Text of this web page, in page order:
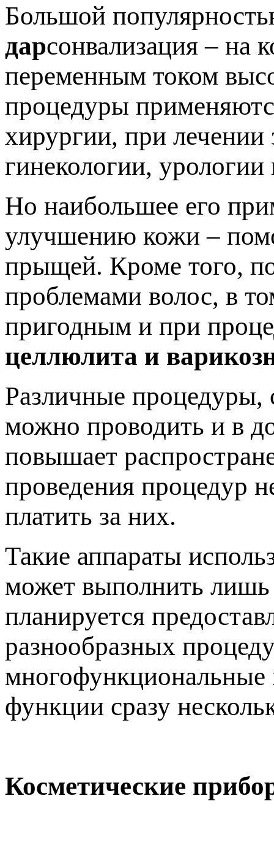
Большой
дарсонвализация – на
переменным током
процедуры
хирургии, при лечении
гинекологии, урологии
Но наибольшее его
улучшению кожи –
прыщей. Кроме того,
проблемами волос, в
пригодным и при
целлюлита и
Различные процедуры,
можно проводить и в
повышает
проведения процедур
платить за них.
Такие аппараты
может выполнить
планируется
разнообразных
многофункциональные
функции сразу
Косметические